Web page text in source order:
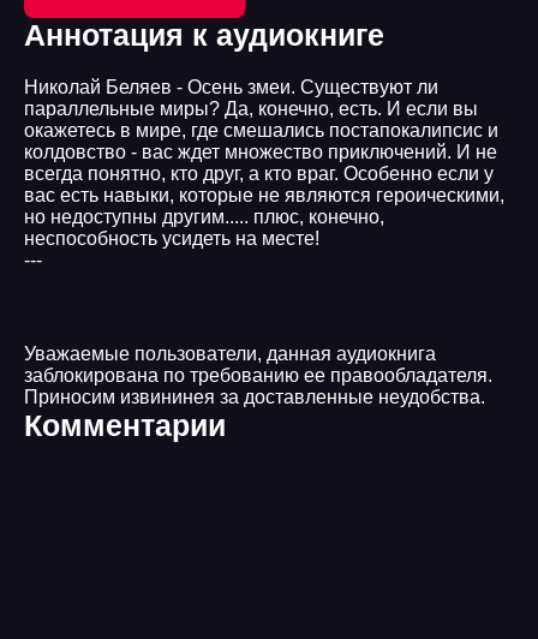
Аннотация к аудиокниге
Николай Беляев - Осень змеи. Существуют ли
параллельные миры? Да, конечно, есть. И если вы
окажетесь в мире, где смешались постапокалипсис и
колдовство - вас ждет множество приключений. И не
всегда понятно, кто друг, а кто враг. Особенно если у
вас есть навыки, которые не являются героическими,
но недоступны другим..... плюс, конечно,
неспособность усидеть на месте!
---
Уважаемые пользователи, данная аудиокнига
заблокирована по требованию ее правообладателя.
Приносим извининея за доставленные неудобства.
Комментарии